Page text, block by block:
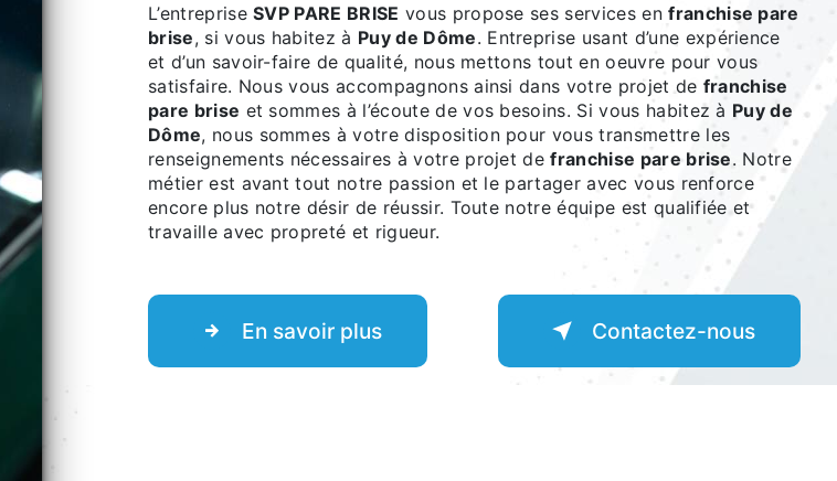
L’entrepriseSVP PARE BRISE vous propose ses services enfranchise pare
brise, si vous habitez à Puy de Dôme. Entreprise usant d’une expérience
et d’un savoir-faire de qualité, nous mettons tout en oeuvre pour vous
satisfaire. Nous vous accompagnons ainsi dans votre projet de franchise
pare brise et sommes à l’écoute de vos besoins. Si vous habitez à Puy de
Dôme, nous sommes à votre disposition pour vous transmettre les
renseignements nécessaires à votre projet defranchise pare brise. Notre
métier est avant tout notre passion et le partager avec vous renforce
encore plus notre désir de réussir. Toute notre équipe est qualifiée et
travaille avec propreté et rigueur.
En savoir plus Contactez-nous